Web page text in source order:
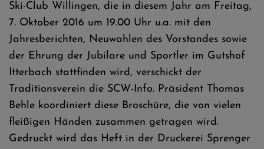
Ski-Club Willingen, die in diesem Jahr am Freitag,
7. Oktober 2016 um 19.00 Uhr u.a. mit den
Jahresberichten, Neuwahlen des Vorstandes sowie
der Ehrung der Jubilare und Sportler im Gutshof
Itterbach stattfinden wird, verschickt der
Traditionsverein die SCW-Info. Präsident Thomas
Behle koordiniert diese Broschüre, die von vielen
fleißigen Händen zusammen getragen wird.
Gedruckt wird das Heft in der Druckerei Sprenger